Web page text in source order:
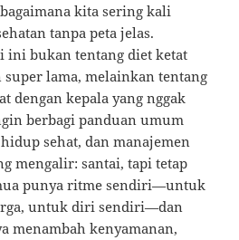
kita sering kali
tanpa peta jelas.
ini bukan tentang diet ketat
lama, melainkan tentang
dengan kepala yang nggak
berbagi panduan umum
sehat, dan manajemen
mengalir: santai, tapi tetap
punya ritme sendiri—untuk
untuk diri sendiri—dan
menambah kenyamanan,